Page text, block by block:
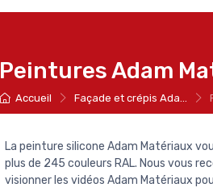
Peintures Adam
Accueil Façade et crépis Ada...
La peinture silicone Adam Matériaux
plus de 245 couleurs RAL. Nous vous
visionner les vidéos Adam Matériaux